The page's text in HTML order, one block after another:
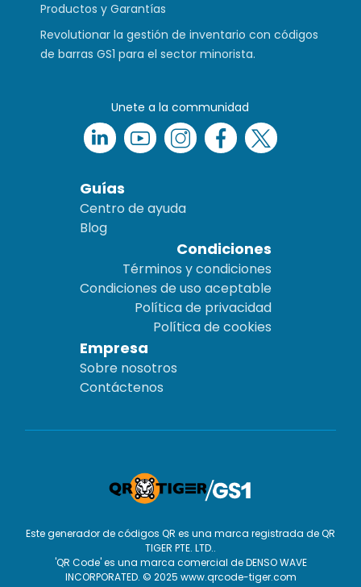
Productos y Garantías
Revolutionar la gestión de inventario con códigos
de barras GS1 para el sector minorista.
Unete a la communidad
Guías
Centro de ayuda
Blog
Condiciones
Términos y condiciones
Condiciones de uso aceptable
Política de privacidad
Política de cookies
Empresa
Sobre nosotros
Contáctenos
Este generador de códigos QR es una marca registrada de QR
TIGER PTE. LTD..
'QR Code' es una marca comercial de DENSO WAVE
INCORPORATED. © 2025 www.qrcode-tiger.com